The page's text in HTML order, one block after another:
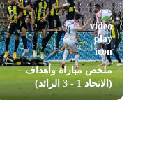
ملخص مباراة وأهداف
(الاتحاد 1 - 3 الرائد)